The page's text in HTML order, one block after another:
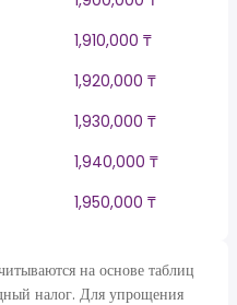
1,910,000 ₸
1,920,000 ₸
1,930,000 ₸
1,940,000 ₸
1,950,000 ₸
на основе таблиц
налог. Для упрощения